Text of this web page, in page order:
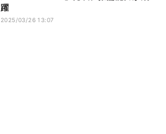
躍
2025/03/26 13:07